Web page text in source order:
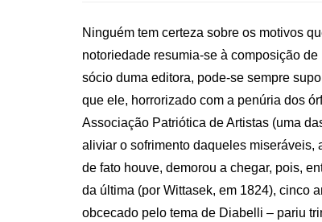
Ninguém tem certeza sobre os motivos
notoriedade resumia-se à composição
sócio duma editora, pode-se sempre
que ele, horrorizado com a penúria dos
Associação Patriótica de Artistas (uma
aliviar o sofrimento daqueles miseráveis,
de fato houve, demorou a chegar, pois,
da última (por Wittasek, em 1824), cinco
obcecado pelo tema de Diabelli – pariu